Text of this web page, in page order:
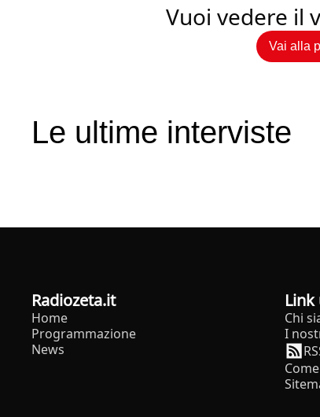
Vuoi vedere il
Vai alla
Le ultime interviste
radiozeta.it
Home
Programmazione
News
Chi
I